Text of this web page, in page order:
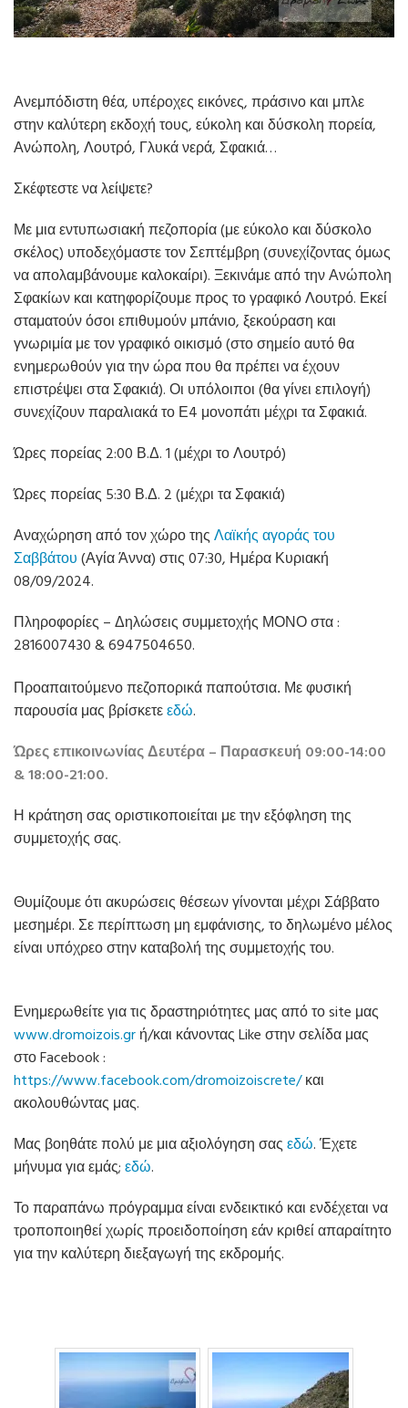
Ανεμπόδιστη θέα, υπέροχες εικόνες, πράσινο και μπλε
στην καλύτερη εκδοχή τους, εύκολη και δύσκολη πορεία,
Ανώπολη, Λουτρό, Γλυκά νερά, Σφακιά…
Σκέφτεστε να λείψετε?
Με μια εντυπωσιακή πεζοπορία (με εύκολο και δύσκολο
σκέλος) υποδεχόμαστε τον Σεπτέμβρη (συνεχίζοντας όμως
να απολαμβάνουμε καλοκαίρι). Ξεκινάμε από την Ανώπολη
Σφακίων και κατηφορίζουμε προς το γραφικό Λουτρό. Εκεί
σταματούν όσοι επιθυμούν μπάνιο, ξεκούραση και
γνωριμία με τον γραφικό οικισμό (στο σημείο αυτό θα
ενημερωθούν για την ώρα που θα πρέπει να έχουν
επιστρέψει στα Σφακιά). Οι υπόλοιποι (θα γίνει επιλογή)
συνεχίζουν παραλιακά το Ε4 μονοπάτι μέχρι τα Σφακιά.
Ώρες πορείας 2:00 Β.Δ. 1 (μέχρι το Λουτρό)
Ώρες πορείας 5:30 Β.Δ. 2 (μέχρι τα Σφακιά)
Αναχώρηση από τον χώρο τηςΛαϊκής αγοράς του
Σαββάτου(Αγία Άννα) στις 07:30, Ημέρα Κυριακή
08/09/2024.
Πληροφορίες – Δηλώσεις συμμετοχής ΜΟΝΟ στα :
2816007430 & 6947504650.
Προαπαιτούμενο πεζοπορικά παπούτσια. Με φυσική
παρουσία μας βρίσκετεεδώ.
Ώρες επικοινωνίας Δευτέρα – Παρασκευή 09:00-14:00
& 18:00-21:00.
Η κράτηση σας οριστικοποιείται με την εξόφληση της
συμμετοχής σας.
Θυμίζουμε ότι ακυρώσεις θέσεων γίνονται μέχρι Σάββατο
μεσημέρι. Σε περίπτωση μη εμφάνισης, το δηλωμένο μέλος
είναι υπόχρεο στην καταβολή της συμμετοχής του.
Ενημερωθείτε για τις δραστηριότητες μας από το site μας
www.dromoizois.grή/και κάνοντας Like στην σελίδα μας
στο Facebook :
https://www.facebook.com/dromoizoiscrete/και
ακολουθώντας μας.
Μας βοηθάτε πολύ με μια αξιολόγηση σαςεδώ. Έχετε
μήνυμα για εμάς;εδώ.
Το παραπάνω πρόγραμμα είναι ενδεικτικό και ενδέχεται να
τροποποιηθεί χωρίς προειδοποίηση εάν κριθεί απαραίτητο
για την καλύτερη διεξαγωγή της εκδρομής.